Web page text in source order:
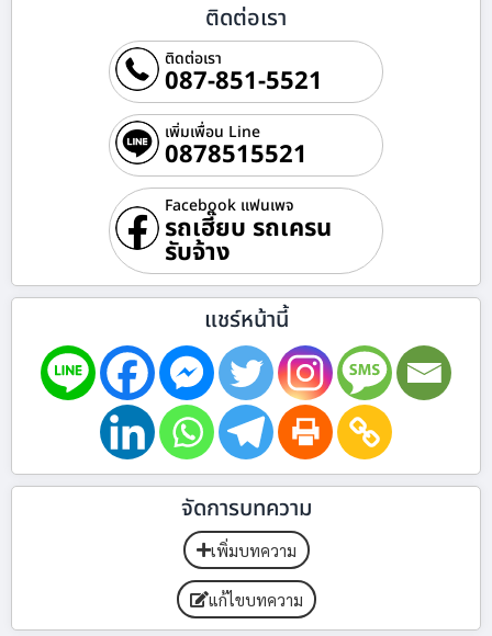
ติดต่อเรา
ติดต่อเรา
087-851-5521
เพิ่มเพื่อน Line
0878515521
Facebook แฟนเพจ
รถเฮี๊ยบ รถเครน
รับจ้าง
แชร์หน้านี้
จัดการบทความ
เพิ่มบทความ
แก้ไขบทความ